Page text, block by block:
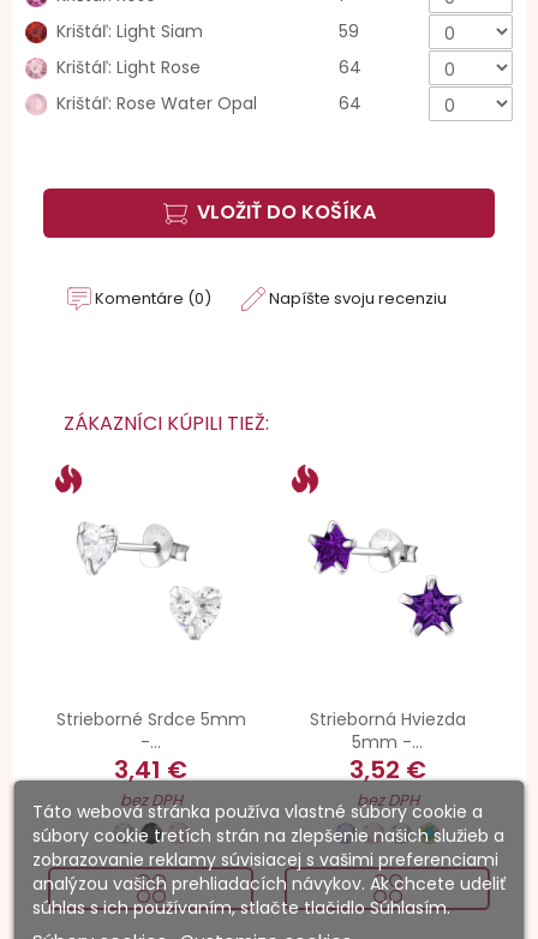
Krištáľ: Light Siam
59
Krištáľ: Light Rose
64
Krištáľ: Rose Water Opal
64
VLOŽIŤ DO KOŠÍKA
Komentáre (0) Napíšte svoju recenziu
ZÁKAZNÍCI KÚPILI TIEŽ:
Strieborné Srdce 5mm
-...
3,41 €
bez DPH
Strieborná Hviezda
5mm -...
3,52 €
bez DPH
Táto webová stránka používa vlastné súbory cookie a
súbory cookie tretích strán na zlepšenie našich služieb a
zobrazovanie reklamy súvisiacej s vašimi preferenciami
analýzou vašich prehliadacích návykov. Ak chcete udeliť
súhlas s ich používaním, stlačte tlačidlo Súhlasím.